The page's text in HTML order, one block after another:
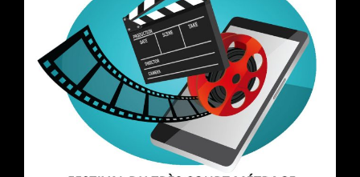
AVEC
SON
ROMAN
LES
RAFALES
DU
CARÊME